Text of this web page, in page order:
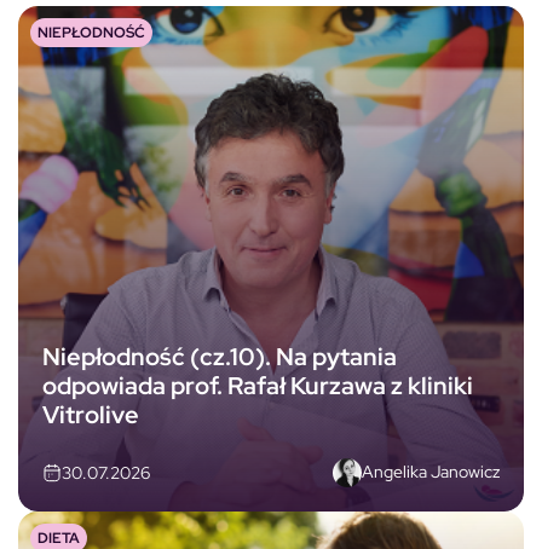
Niepłodność (cz.10). Na pytania
odpowiada prof. Rafał Kurzawa z kliniki
Vitrolive
30.07.2026 Angelika Janowicz
NIEPŁODNOŚĆ
DIETA